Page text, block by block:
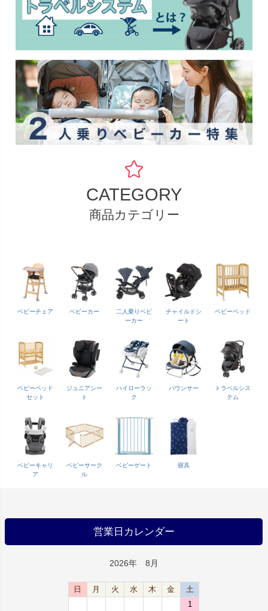
CATEGORY
商品カテゴリー
ベビーチェア ベビーカー
二人乗りベビ
ーカー
チャイルドシ
ート
ベビーベッド
ベビーベッド
セット
ジュニアシー
ト
ハイローラッ
ク
バウンサー
トラベルシス
テム
ベビーキャリ
ア
ベビーサーク
ル
ベビーゲート 寝具
営業日カレンダー
2026年 8月
日 月 火 水 木 金
土
1